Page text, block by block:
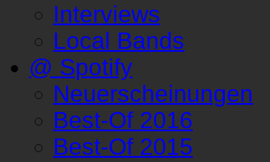
Interviews
Local Bands
@ Spotify
Neuerscheinungen
Best-Of 2016
Best-Of 2015